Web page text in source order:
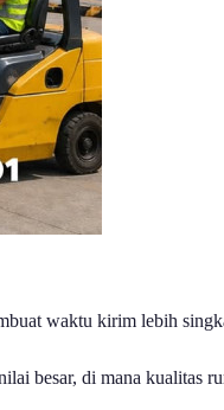
waktu kirim lebih
besar, di mana kualitas